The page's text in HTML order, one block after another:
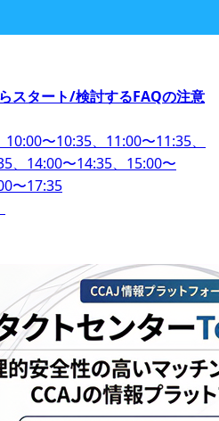
スタート/検討するFAQの注意
〜10:35、11:00〜11:35、
、14:00〜14:35、15:00〜
〜17:35